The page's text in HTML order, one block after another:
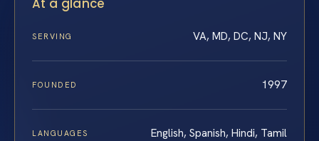
SERVING VA, MD, DC, NJ, NY
FOUNDED 1997
LANGUAGES English, Spanish, Hindi, Tamil